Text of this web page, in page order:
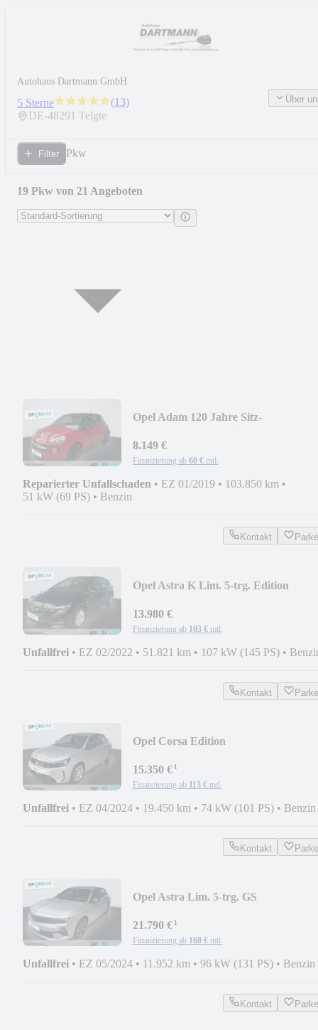
Autohaus Dartmann GmbH
5 Sterne (13)
DE-48291 Telgte
Über
Filter Pkw
19 Pkw von 21 Angeboten
Opel Adam 120 Jahre Sitz-
8.149 €
Finanzierung ab 60 € mtl.
Reparierter Unfallschaden • EZ 01/2019 • 103.850 km •
51 kW (69 PS) • Benzin
Kontakt
Opel Astra K Lim. 5-trg. Edition
13.980 €
Finanzierung ab 103 € mtl.
Unfallfrei • EZ 02/2022 • 51.821 km • 107 kW (145 PS) •
Kontakt
Opel Corsa Edition
15.350 €¹
Finanzierung ab 113 € mtl.
Unfallfrei • EZ 04/2024 • 19.450 km • 74 kW (101 PS) • Benzin
Kontakt
Opel Astra Lim. 5-trg. GS
21.790 €¹
Finanzierung ab 160 € mtl.
Unfallfrei • EZ 05/2024 • 11.952 km • 96 kW (131 PS) • Benzin
Kontakt